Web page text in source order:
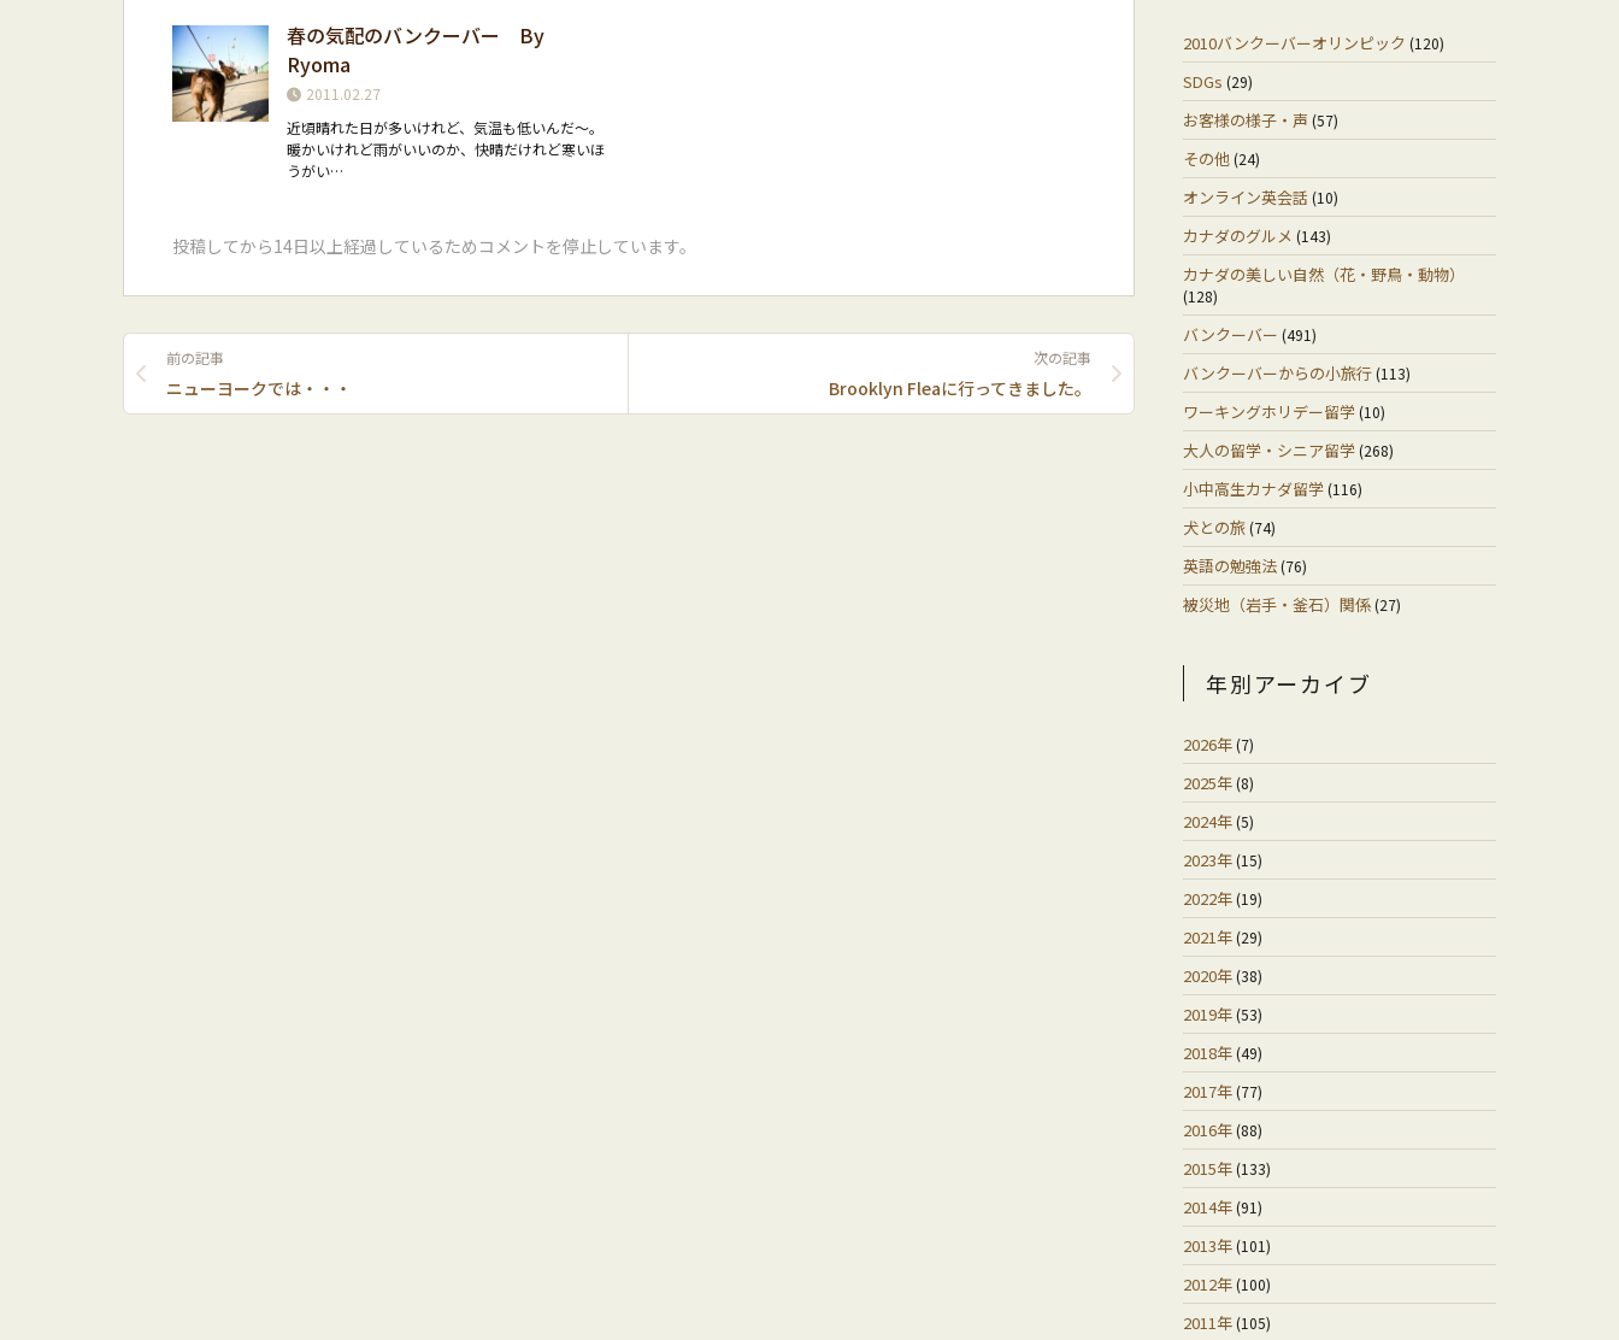
春の気配のバンクーバー By
Ryoma
2011.02.27
近頃晴れた日が多いけれど、気温も低いんだ〜。
暖かいけれど雨がいいのか、快晴だけれど寒いほ
うがい…
投稿してから14日以上経過しているためコメントを停止しています。
前の記事
ニューヨークでは・・・
次の記事
Brooklyn Fleaに行ってきました。
2010バンクーバーオリンピック (120)
SDGs (29)
お客様の様子・声 (57)
その他(24)
オンライン英会話 (10)
カナダのグルメ (143)
カナダの美しい自然（花・野鳥・動物）
(128)
バンクーバー (491)
バンクーバーからの小旅行(113)
ワーキングホリデー留学(10)
大人の留学・シニア留学(268)
小中高生カナダ留学(116)
犬との旅(74)
英語の勉強法(76)
被災地（岩手・釜石）関係(27)
年別アーカイブ
2026年(7)
2025年(8)
2024年(5)
2023年(15)
2022年(19)
2021年(29)
2020年(38)
2019年(53)
2018年(49)
2017年(77)
2016年(88)
2015年(133)
2014年(91)
2013年(101)
2012年(100)
2011年(105)